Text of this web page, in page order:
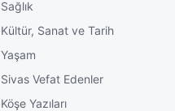
Sağlık
Kültür, Sanat ve Tarih
Yaşam
Sivas Vefat Edenler
Köşe Yazıları